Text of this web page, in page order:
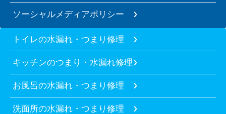
ソーシャルメディアポリシー
トイレの水漏れ・つまり修理
キッチンのつまり・水漏れ修理
お風呂の水漏れ・つまり修理
洗面所の水漏れ・つまり修理